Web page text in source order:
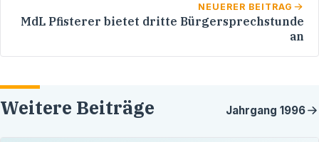
NEUERER BEITRAG
MdL Pfisterer bietet dritte Bürgersprechstunde
an
Weitere Beiträge Jahrgang 1996